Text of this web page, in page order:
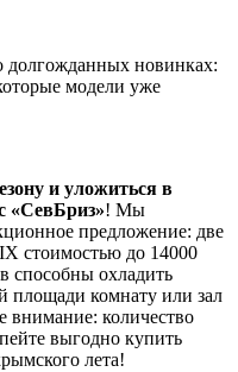
долгожданных новинках:
модели уже
и уложиться в
«СевБриз»! Мы
предложение: две
стоимостью до 14000
способны охладить
площади комнату или зал
внимание: количество
выгодно купить
лета!